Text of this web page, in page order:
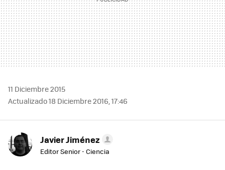
11 Diciembre 2015
Actualizado 18 Diciembre 2016, 17:46
Javier Jiménez
Editor Senior - Ciencia